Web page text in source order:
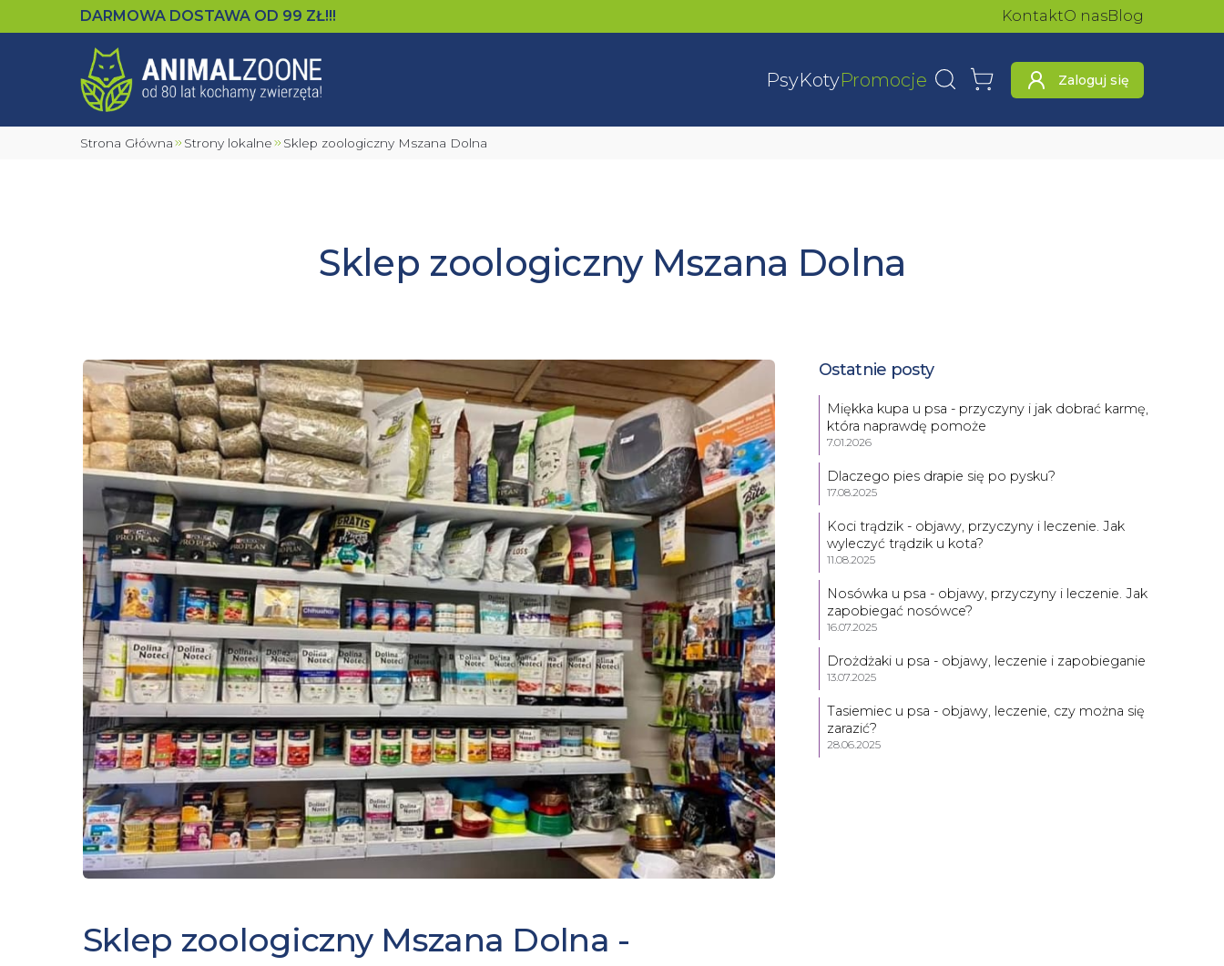
DARMOWA DOSTAWA OD 99 ZŁ!!! KontaktO nasBlog
PsyKotyPromocje WyszukajKoszyk Zaloguj się
Strona Główna Strony lokalne Sklep zoologiczny Mszana Dolna
Sklep zoologiczny Mszana Dolna
Sklep zoologiczny Mszana Dolna -
Ostatnie posty
Miękka kupa u psa - przyczyny i jak dobrać karmę,
która naprawdę pomoże
7.01.2026
Dlaczego pies drapie się po pysku?
17.08.2025
Koci trądzik - objawy, przyczyny i leczenie. Jak
wyleczyć trądzik u kota?
11.08.2025
Nosówka u psa - objawy, przyczyny i leczenie. Jak
zapobiegać nosówce?
16.07.2025
Drożdżaki u psa - objawy, leczenie i zapobieganie
13.07.2025
Tasiemiec u psa - objawy, leczenie, czy można się
zarazić?
28.06.2025